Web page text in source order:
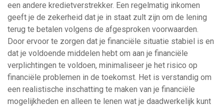
een andere kredietverstrekker. Een regelmatig inkomen
geeft je de zekerheid dat je in staat zult zijn om de lening
terug te betalen volgens de afgesproken voorwaarden.
Door ervoor te zorgen dat je financiële situatie stabiel is en
dat je voldoende middelen hebt om aan je financiële
verplichtingen te voldoen, minimaliseer je het risico op
financiële problemen in de toekomst. Het is verstandig om
een realistische inschatting te maken van je financiële
mogelijkheden en alleen te lenen wat je daadwerkelijk kunt